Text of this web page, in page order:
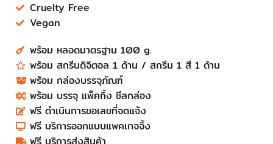
Cruelty Free
Vegan
พร้อม หลอดมาตรฐาน 100 g.​
พร้อม สกรีนดิจิตอล 1 ด้าน ​/ สกรีน 1 สี 1 ด้าน
พร้อม กล่องบรรจุภัณฑ์​​​​​​​​​​​​​​
พร้อม บรรจุ แพ็คกิ้ง ซีลกล่อง​​​​​
ฟรี ดำเนินการขอเลขที่จดแจ้ง​​​​​​​​​​​​​​
ฟรี บริการออกแบบแพคเกจจิ้ง​​​​​​​​​​​​​​